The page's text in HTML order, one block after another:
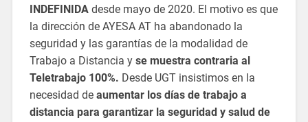
INDEFINIDAdesde mayo de 2020. El motivo es que
la dirección de AYESA AT ha abandonado la
seguridad y las garantías de la modalidad de
Trabajo a Distancia y se muestra contraria al
Teletrabajo 100%. Desde UGT insistimos en la
necesidad de aumentar los días de trabajo a
distancia para garantizar la seguridad y salud de